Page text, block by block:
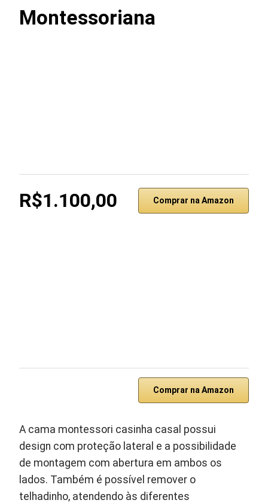
Montessoriana
R$1.100,00 Comprar na Amazon
Comprar na Amazon
A cama montessori casinha casal possui
design com proteção lateral e a possibilidade
de montagem com abertura em ambos os
lados. Também é possível remover o
telhadinho, atendendo às diferentes